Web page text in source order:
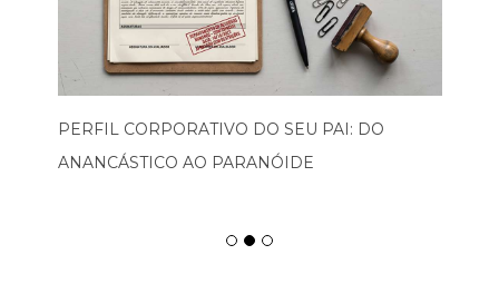
PERFIL CORPORATIVO DO SEU PAI: DO
ANANCÁSTICO AO PARANÓIDE